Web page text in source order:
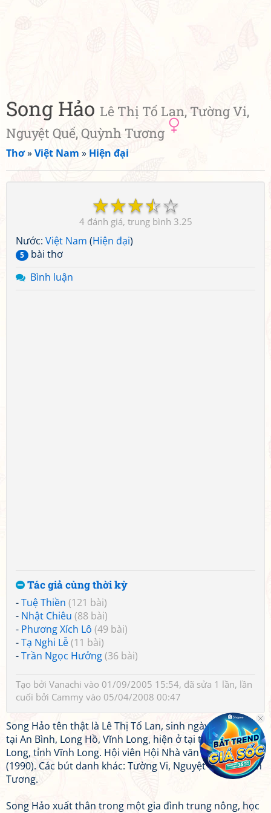
Song Hảo Lê Thị Tố Lan, Tường Vi,
Nguyệt Quế, Quỳnh Tương
Thơ»Việt Nam » Hiện đại
☆
☆
☆
☆
☆
4 3.25
Nước: Việt Nam (Hiện đại)
5
bài thơ
Bình luận
Tác giả cùng thời kỳ
-Tuệ Thiền (121 bài)
- Nhật Chiêu (88 bài)
- Phương Xích Lô (49 bài)
-Tạ Nghi Lễ(11 bài)
-Trần Ngọc Hưởng(36 bài)
Tạo bởi Vanachi vào 01/09/2005 15:54, đã sửa 1 lần, lần
cuối bởi Cammy vào 05/04/2008 00:47
Song Hảo tên thật là Lê Thị Tố Lan, sinh ngày 15/8/1951,
tại An Bình, Long Hồ, Vĩnh Long, hiện ở tại thị xã Vĩnh
Long, tỉnh Vĩnh Long. Hội viên Hội Nhà văn Việt Nam
(1990). Các bút danh khác: Tường Vi, Nguyệt Quế, Quỳnh
Tương.
Song Hảo xuất thân trong một gia đình trung nông, học